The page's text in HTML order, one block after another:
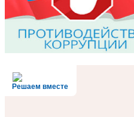
Решаем вместе